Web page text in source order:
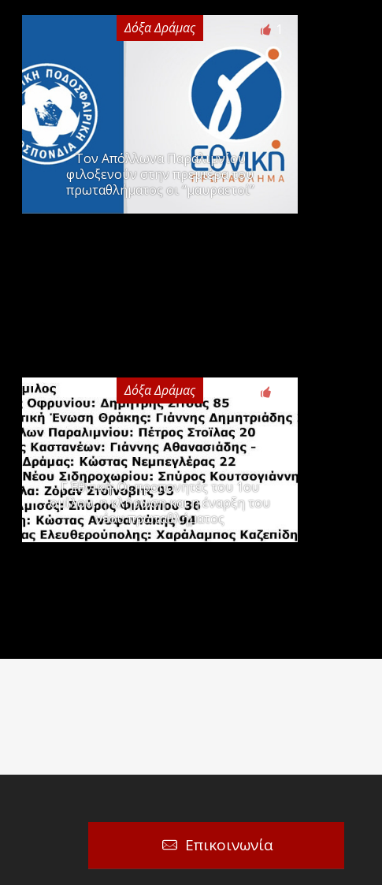
Δόξα Δράμας
Τον Απόλλωνα Παραλιμνίου
φιλοξενούν στην πρεμιέρα του
πρωταθλήματος οι “μαυραετοί”
Δόξα Δράμας
Γ΄ Εθνική: Οι προπονητές του 1ου
ομίλου, η κλήρωση και η έναρξη του
νέου πρωταθλήματος
Επικοινωνία